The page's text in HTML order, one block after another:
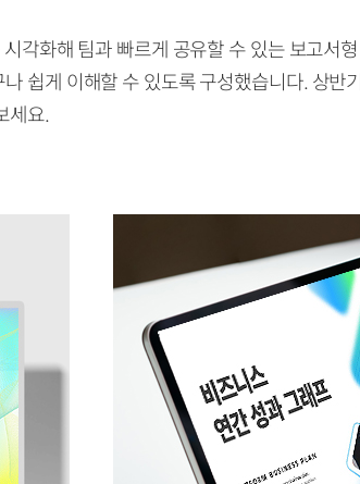
각화해 팀과 빠르게 공유할 수 있는 보고서
쉽게 이해할 수 있도록 구성했습니다. 상반
세요.